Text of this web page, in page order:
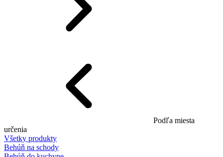
Podľa miesta
určenia
Všetky produkty
Behúň na schody